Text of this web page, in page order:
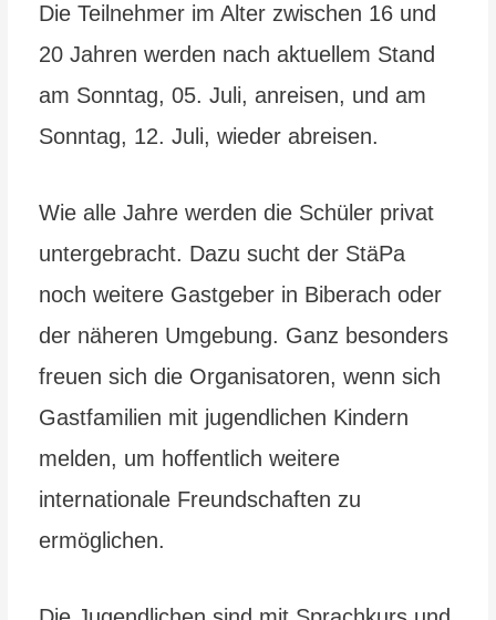
Die Teilnehmer im Alter zwischen 16 und
20 Jahren werden nach aktuellem Stand
am Sonntag, 05. Juli, anreisen, und am
Sonntag, 12. Juli, wieder abreisen.
Wie alle Jahre werden die Schüler privat
untergebracht. Dazu sucht der StäPa
noch weitere Gastgeber in Biberach oder
der näheren Umgebung. Ganz besonders
freuen sich die Organisatoren, wenn sich
Gastfamilien mit jugendlichen Kindern
melden, um hoffentlich weitere
internationale Freundschaften zu
ermöglichen.